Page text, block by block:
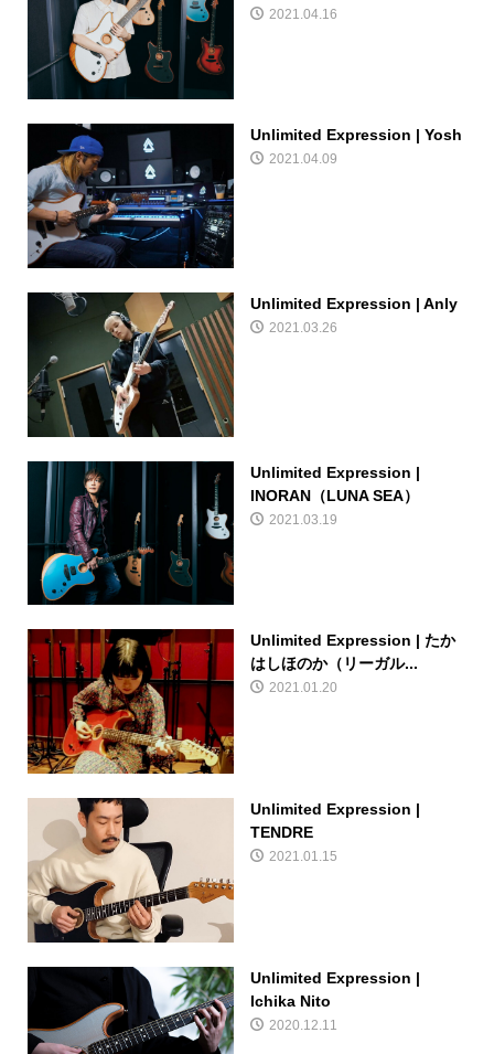
2021.04.16
Unlimited Expression | Yosh
2021.04.09
Unlimited Expression | Anly
2021.03.26
Unlimited Expression |
INORAN（LUNA SEA）
2021.03.19
Unlimited Expression | たか
はしほのか（リーガル...
2021.01.20
Unlimited Expression |
TENDRE
2021.01.15
Unlimited Expression |
Ichika Nito
2020.12.11